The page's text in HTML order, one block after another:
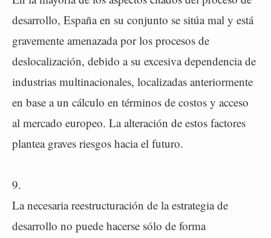
desarrollo, España en su conjunto se sitúa mal y está
gravemente amenazada por los procesos de
deslocalización, debido a su excesiva dependencia de
industrias multinacionales, localizadas anteriormente
en base a un cálculo en términos de costos y acceso
al mercado europeo. La alteración de estos factores
plantea graves riesgos hacia el futuro.
9.
La necesaria reestructuración de la estrategia de
desarrollo no puede hacerse sólo de forma